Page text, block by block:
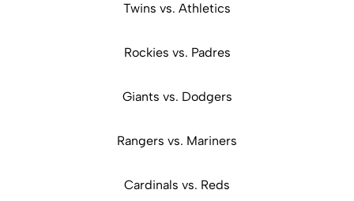
Twins vs. Athletics
Rockies vs. Padres
Giants vs. Dodgers
Rangers vs. Mariners
Cardinals vs. Reds